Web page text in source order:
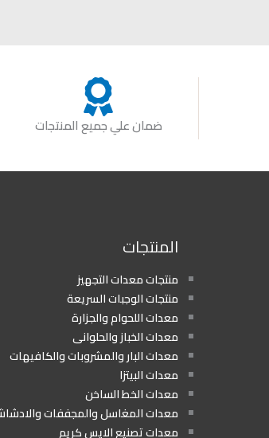
ضمان علي جميع المنتجات
المنتجات
منتجات معدات التجهيز
منتجات الوجبات السريعة
معدات اللحوام والجزارة
معدات الخباز والحلوانى
معدات البار والمشروبات والكافيهات
معدات البيتزا
معدات الخط الساخن
معدات المغاسل والمجففات
معدات تصنيع الايس كريم